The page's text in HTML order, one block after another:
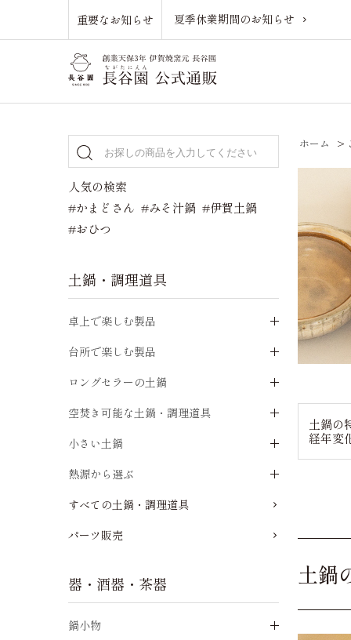
重要なお知らせ 夏季休業期間のお知らせ
ホーム >
土鍋の
経年変
土鍋
人気の検索
#かまどさん #みそ汁鍋 #伊賀土鍋
#おひつ
土鍋・調理道具
卓上で楽しむ製品
台所で楽しむ製品
ロングセラーの土鍋
空焚き可能な土鍋・調理道具
小さい土鍋
熱源から選ぶ
すべての土鍋・調理道具
パーツ販売
器・酒器・茶器
鍋小物